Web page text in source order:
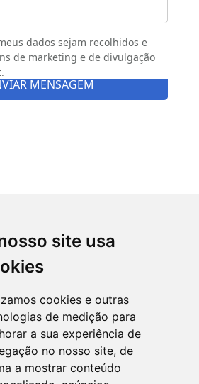
site usa
cookies e outras
de medição para
a sua experiência de
no nosso site, de
a mostrar conteúdo
dados sejam recolhidos e
de marketing e de divulgação
MENSAGEM